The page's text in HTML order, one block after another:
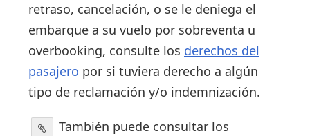
retraso, cancelación, o se le deniega el
embarque a su vuelo por sobreventa u
overbooking, consulte los derechos del
pasajero por si tuviera derecho a algún
tipo de reclamación y/o indemnización.
También puede consultar los